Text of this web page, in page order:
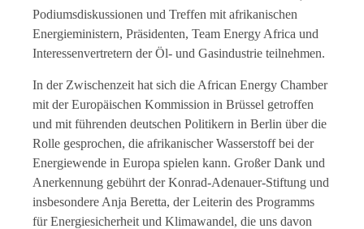
Podiumsdiskussionen und Treffen mit afrikanischen
Energieministern, Präsidenten, Team Energy Africa und
Interessenvertretern der Öl- und Gasindustrie teilnehmen.
In der Zwischenzeit hat sich die African Energy Chamber
mit der Europäischen Kommission in Brüssel getroffen
und mit führenden deutschen Politikern in Berlin über die
Rolle gesprochen, die afrikanischer Wasserstoff bei der
Energiewende in Europa spielen kann. Großer Dank und
Anerkennung gebührt der Konrad-Adenauer-Stiftung und
insbesondere Anja Beretta, der Leiterin des Programms
für Energiesicherheit und Klimawandel, die uns davon